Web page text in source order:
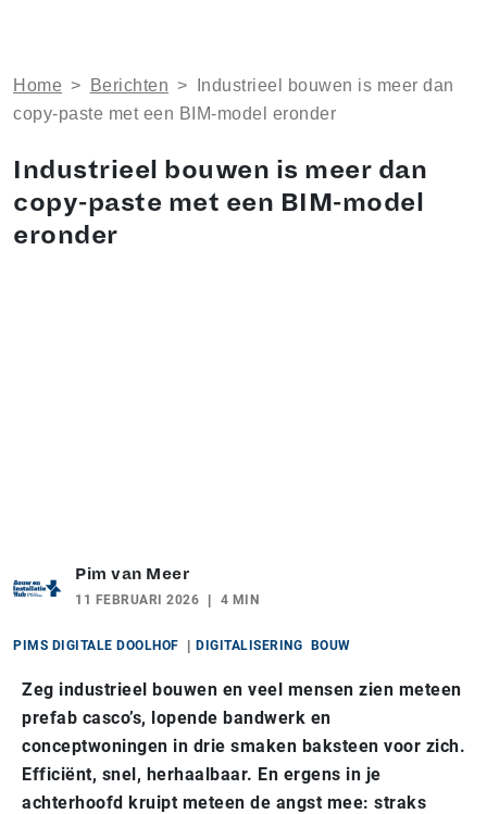
Home > Berichten >
Industrieel bouwen is meer dan
copy-paste met een BIM-model eronder
Industrieel bouwen is meer dan
copy-paste met een BIM-model
eronder
Pim van Meer
11 FEBRUARI 2026 4 MIN
PIMS DIGITALE DOOLHOF DIGITALISERING BOUW
Zeg industrieel bouwen en veel mensen zien meteen
prefab casco’s, lopende bandwerk en
conceptwoningen in drie smaken baksteen voor zich.
Efficiënt, snel, herhaalbaar. En ergens in je
achterhoofd kruipt meteen de angst mee: straks